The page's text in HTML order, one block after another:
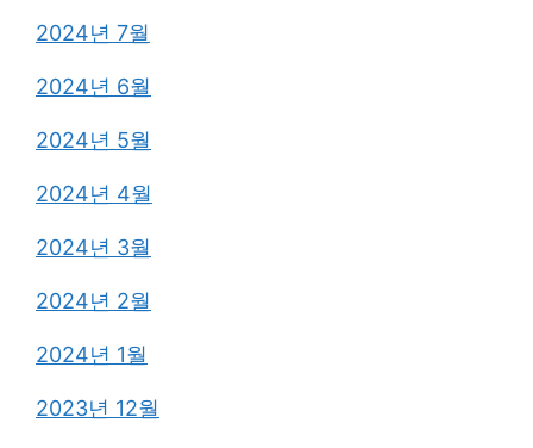
2024년 7월
2024년 6월
2024년 5월
2024년 4월
2024년 3월
2024년 2월
2024년 1월
2023년 12월